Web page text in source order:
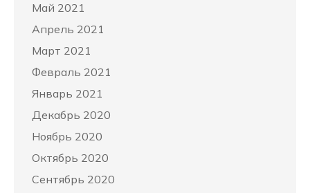
Май 2021
Апрель 2021
Март 2021
Февраль 2021
Январь 2021
Декабрь 2020
Ноябрь 2020
Октябрь 2020
Сентябрь 2020